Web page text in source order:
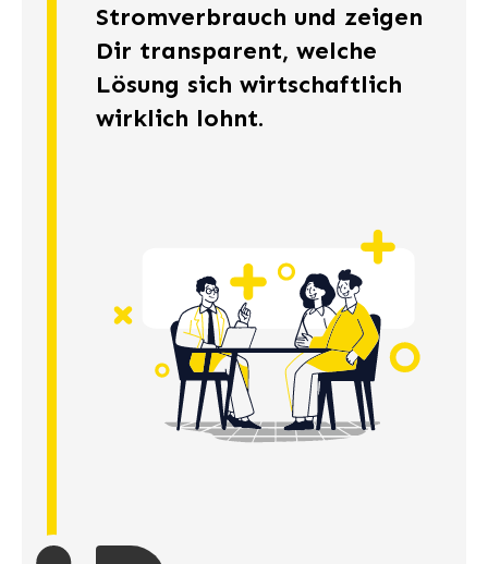
Stromverbrauch und zeigen
Dir transparent, welche
Lösung sich wirtschaftlich
wirklich lohnt.